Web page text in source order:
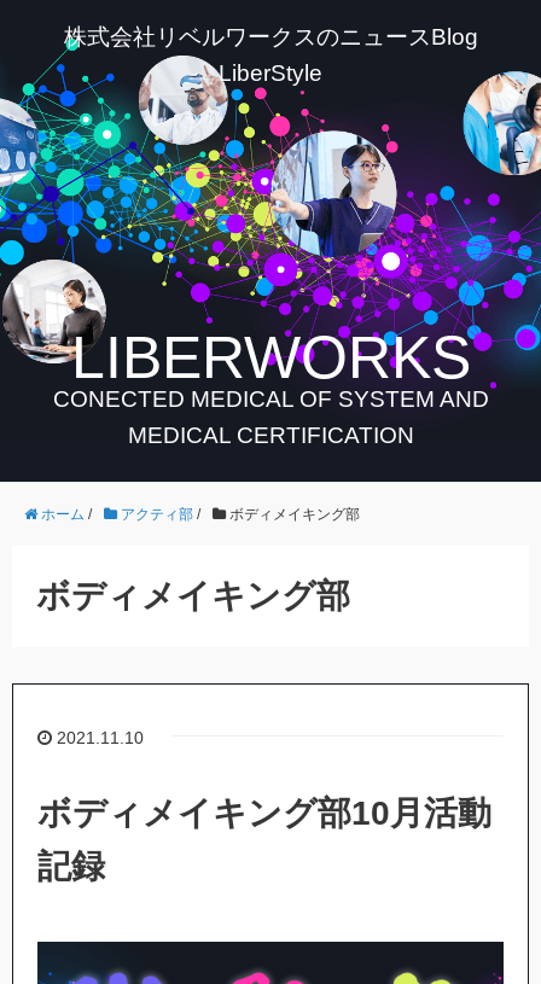
株式会社リベルワークスのニュースBlog
LiberStyle
LIBERWORKS
CONECTED MEDICAL OF SYSTEM AND
MEDICAL CERTIFICATION
ホーム / アクティ部 / ボディメイキング部
ボディメイキング部
2021.11.10
ボディメイキング部10月活動
記録